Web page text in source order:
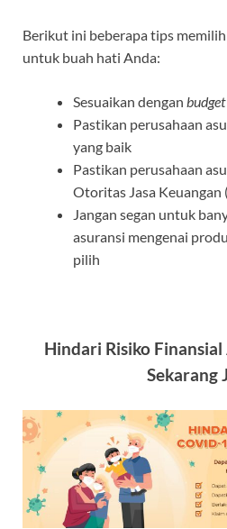
Berikut ini beberapa tips
untuk buah hati Anda:
Sesuaikan dengan
Pastikan perusahaan
yang baik
Pastikan perusahaan
Otoritas Jasa Keuangan
Jangan segan untuk
asuransi mengenai
pilih
Hindari Risiko
Sekarang